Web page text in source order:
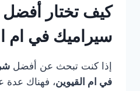
كيف تختار
سيراميك في ام
إذا كنت تبحث عن أفضل
في ام القيوين، فهناك